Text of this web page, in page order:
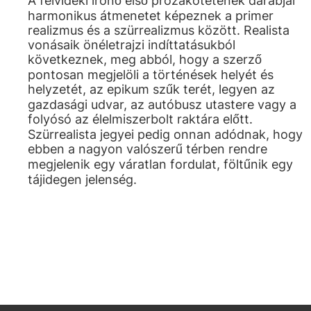
harmonikus átmenetet képeznek a primer
realizmus és a szürrealizmus között. Realista
vonásaik önéletrajzi indíttatásukból
következnek, meg abból, hogy a szerző
pontosan megjelöli a történések helyét és
helyzetét, az epikum szűk terét, legyen az
gazdasági udvar, az autóbusz utastere vagy a
folyósó az élelmiszerbolt raktára előtt.
Szürrealista jegyei pedig onnan adódnak, hogy
ebben a nagyon valószerű térben rendre
megjelenik egy váratlan fordulat, föltűnik egy
tájidegen jelenség.